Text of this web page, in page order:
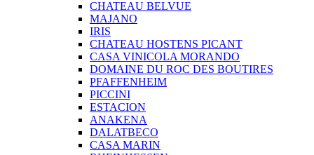
CHATEAU BELVUE
MAJANO
IRIS
CHATEAU HOSTENS PICANT
CASA VINICOLA MORANDO
DOMAINE DU ROC DES BOUTIRES
PFAFFENHEIM
PICCINI
ESTACION
ANAKENA
DALATBECO
CASA MARIN